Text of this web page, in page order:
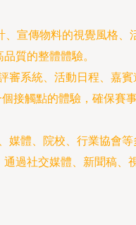
宣傳物料的視覺風格、
質的整體體驗。
審系統、活動日程、嘉
接觸點的體驗，確保賽
媒體、院校、行業協會
過社交媒體、新聞稿、